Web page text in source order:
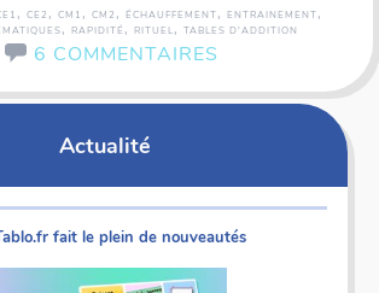
, CE2 , CM1 , CM2 , ÉCHAUFFEMENT, ENTRAINEMENT,
, RAPIDITÉ , RITUEL, TABLES D'ADDITION
6 COMMENTAIRES
Actualité
fait le plein de nouveautés